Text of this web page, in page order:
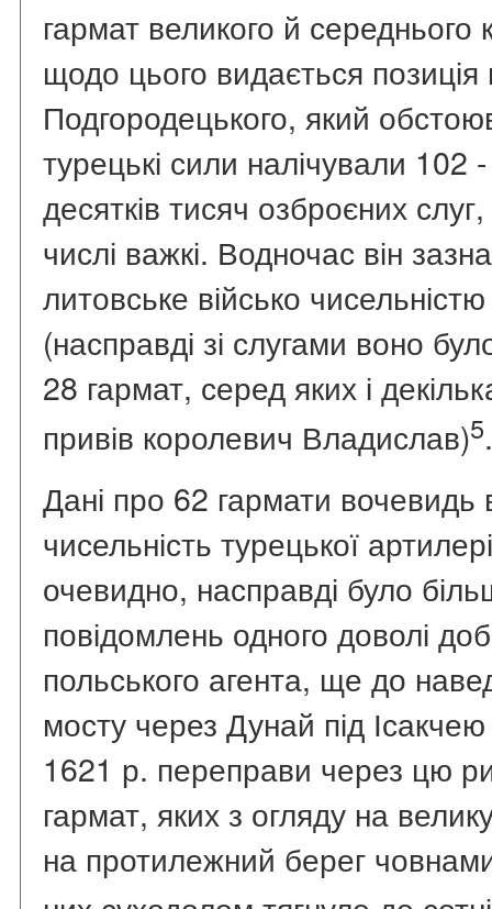
гармат великого й середнього
щодо цього видається позиція
Подгородецького, який
турецькі сили налічували 102
десятків тисяч озброєних
числі важкі. Водночас він
литовське військо
(насправді зі слугами воно
28 гармат, серед яких і
привів королевич Владислав)5.
Дані про 62 гармати вочевидь
чисельність турецької
очевидно, насправді було
повідомлень одного доволі
польського агента, ще до
мосту через Дунай під
1621 р. переправи через цю
гармат, яких з огляду на
на протилежний берег